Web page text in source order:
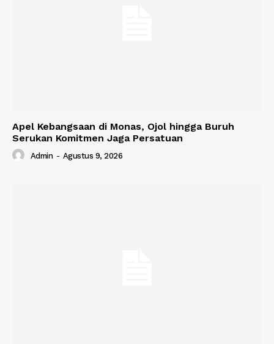
Apel Kebangsaan di Monas, Ojol hingga Buruh
Serukan Komitmen Jaga Persatuan
Admin - Agustus 9, 2026